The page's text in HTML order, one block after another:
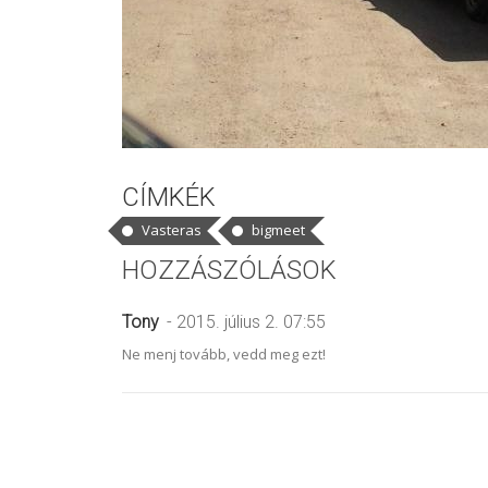
CÍMKÉK
Vasteras bigmeet
HOZZÁSZÓLÁSOK
Tony - 2015. július 2. 07:55
Ne menj tovább, vedd meg ezt!